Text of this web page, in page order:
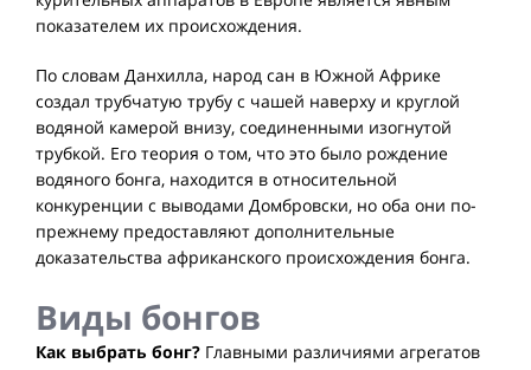
показателем их происхождения.
По словам Данхилла, народ сан в Южной Африке
создал трубчатую трубу с чашей наверху и круглой
водяной камерой внизу, соединенными изогнутой
трубкой. Его теория о том, что это было рождение
водяного бонга, находится в относительной
конкуренции с выводами Домбровски, но оба они по-
прежнему предоставляют дополнительные
доказательства африканского происхождения бонга.
Виды бонгов
Как выбрать бонг? Главными различиями агрегатов